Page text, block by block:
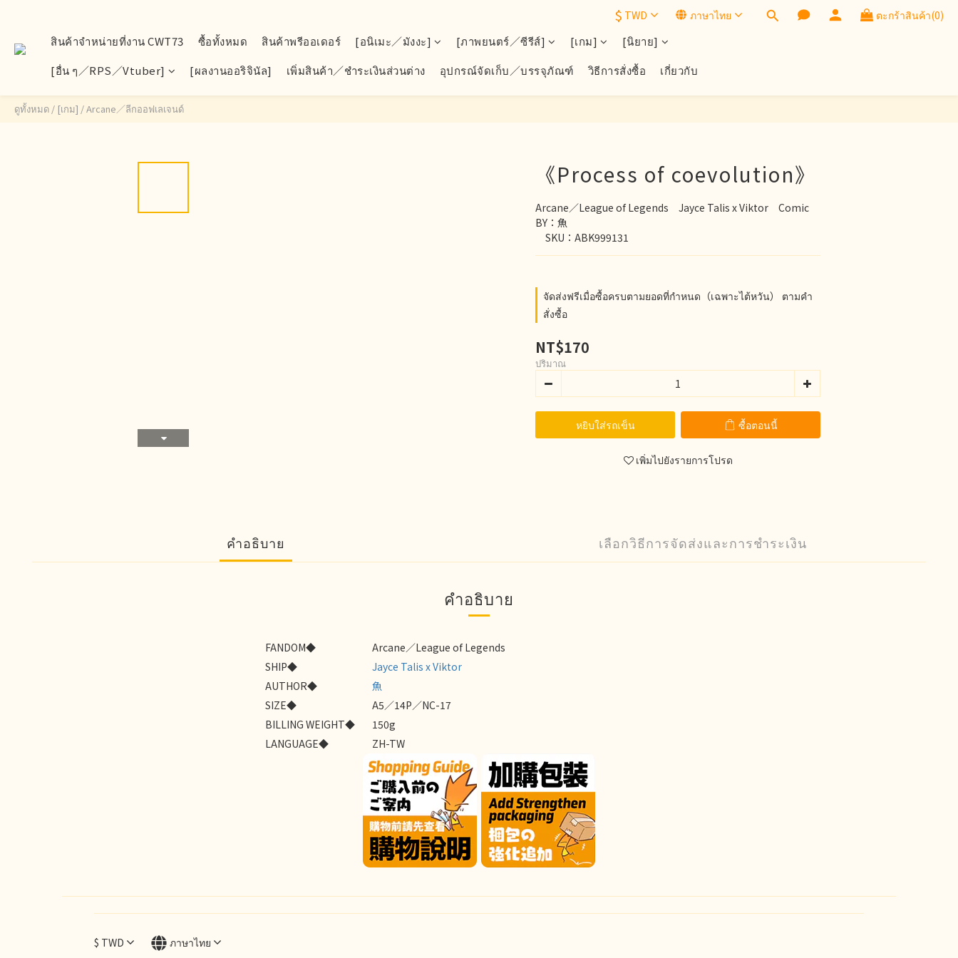
$ TWD ภาษาไทย ตะกร้าสินค้า(0)
สินค้าจำหน่ายที่งาน CWT73 ซื้อทั้งหมด สินค้าพรีออเดอร์ [อนิเมะ／มังงะ] [ภาพยนตร์／ซีรีส์] [เกม]
[นิยาย]
[อื่น ๆ／RPS／Vtuber]
[ผลงานออริจินัล] เพิ่มสินค้า／ชำระเงินส่วนต่าง อุปกรณ์จัดเก็บ／บรรจุภัณฑ์ วิธีการสั่งซื้อ เกี่ยวกับ
ดูทั้งหมด / [เกม] /Arcane／ลีกออฟเลเจนด์
《Process of coevolution》
Arcane／League of Legends　Jayce Talis x Viktor　Comic
BY：魚
SKU：ABK999131
จัดส่งฟรีเมื่อซื้อครบตามยอดที่กำหนด（เฉพาะไต้หวัน） ตามคำ
สั่งซื้อ
NT$170
ปริมาณ
หยิบใส่รถเข็น ซื้อตอนนี้
เพิ่มไปยังรายการโปรด
คำอธิบาย เลือกวิธีการจัดส่งและการชำระเงิน
คำอธิบาย
FANDOM◆
Arcane／League of Legends
SHIP◆
Jayce Talis x Viktor
AUTHOR◆
魚
SIZE◆
A5／14P／NC-17
BILLING WEIGHT◆
150g
LANGUAGE◆
ZH-TW
$ TWD ภาษาไทย